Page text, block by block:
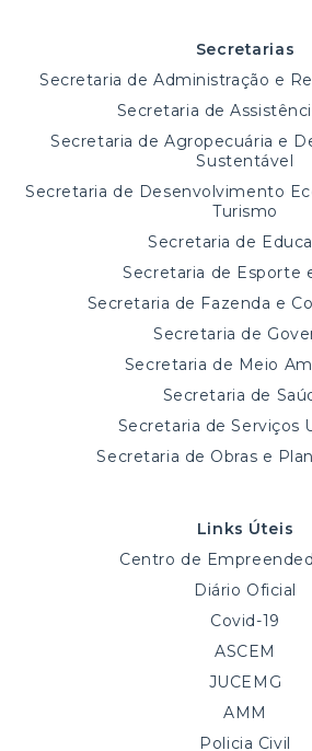
Secretarias
Secretaria de Administração e
Secretaria de
Secretaria de Agropecuária e
Sustentável
Secretaria de Desenvolvimento
Turismo
Secretaria de
Secretaria de Esporte
Secretaria de Fazenda e
Secretaria de
Secretaria de Meio
Secretaria de
Secretaria de Serviços
Secretaria de Obras e
Links Úteis
Centro de
Diário Oficial
Covid-19
ASCEM
JUCEMG
AMM
Policia Civil